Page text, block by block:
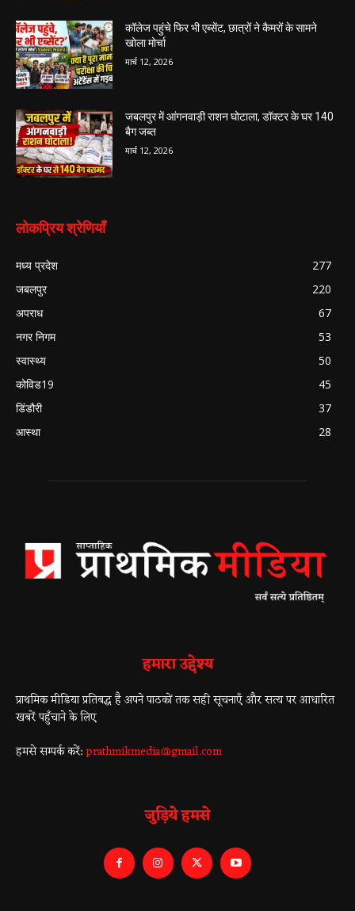
कॉलेज पहुंचे फिर भी एब्सेंट, छात्रों ने कैमरों के सामने
खोला मोर्चा
मार्च 12, 2026
जबलपुर में आंगनवाड़ी राशन घोटाला, डॉक्टर के घर 140
बैग जब्त
मार्च 12, 2026
लोकप्रिय श्रेणियाँ
मध्य प्रदेश
277
जबलपुर
220
अपराध
67
नगर निगम
53
स्वास्थ्य
50
कोविड19
45
डिंडौरी
37
आस्था
28
हमारा उद्देश्य
प्राथमिक मीडिया प्रतिबद्ध है अपने पाठकों तक सही सूचनाएँ और सत्य पर आधारित
खबरें पहुँचाने के लिए
हमसे सम्पर्क करें:prathmikmedia@gmail.com
जुड़िये हमसे